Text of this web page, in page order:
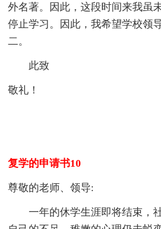
外名著。因此，这段时间来我虽
停止学习。因此，我希望学校领
二。
此致
敬礼！
复学的申请书10
尊敬的老师、领导:
一年的休学生涯即将结束，社